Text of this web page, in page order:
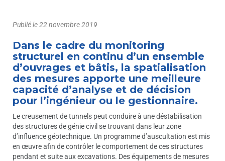
Publié le22 novembre 2019
Dans le cadre du monitoring
structurel en continu d’un ensemble
d’ouvrages et bâtis, la spatialisation
des mesures apporte une meilleure
capacité d’analyse et de décision
pour l’ingénieur ou le gestionnaire.
Le creusement de tunnels peut conduire à une déstabilisation
des structures de génie civil se trouvant dans leur zone
d’influence géotechnique. Un programme d’auscultation est mis
en œuvre afin de contrôler le comportement de ces structures
pendant et suite aux excavations. Des équipements de mesures